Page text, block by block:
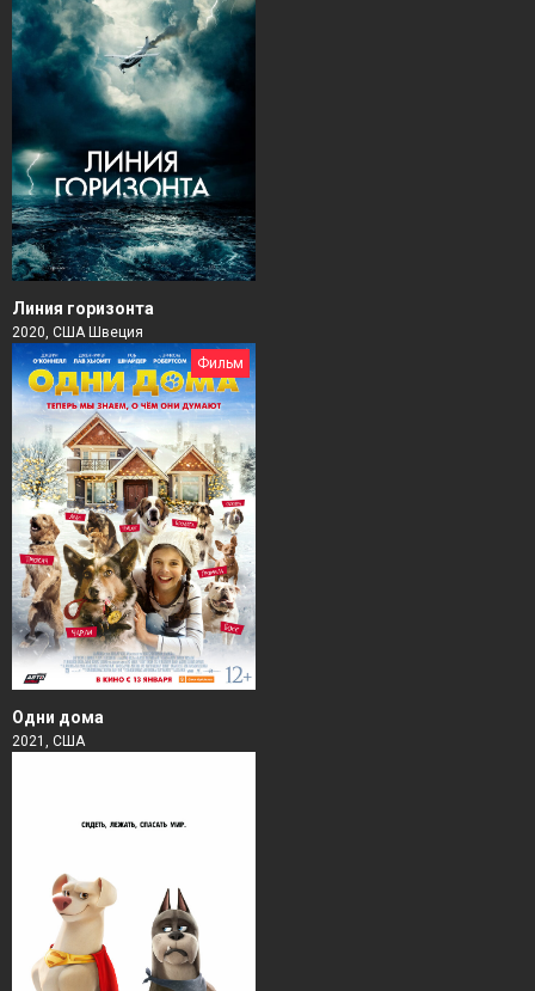
Линия горизонта
2020, США Швеция
Фильм
Одни дома
2021, США